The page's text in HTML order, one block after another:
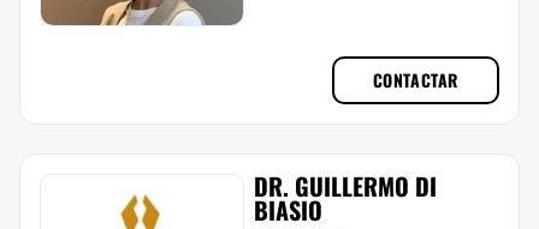
CONTACTAR
DR. GUILLERMO DI
BIASIO